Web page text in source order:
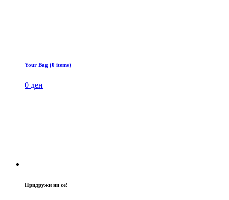
Your Bag (0 items)
0 ден
Придружи ни се!